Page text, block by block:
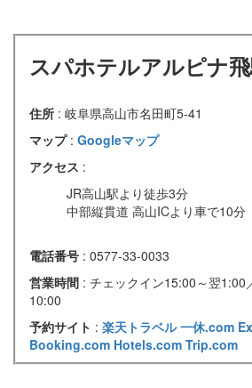
スパホテルアルピナ
住所 : 岐阜県高山市名田町5‐41
マップ : Googleマップ
アクセス :
JR高山駅より徒歩3分
中部縦貫道 高山ICより車で10分
電話番号 : 0577-33-0033
営業時間 : チェックイン15:00～翌1:00
10:00
予約サイト : 楽天トラベル一休.com
Booking.com Hotels.com Trip.com